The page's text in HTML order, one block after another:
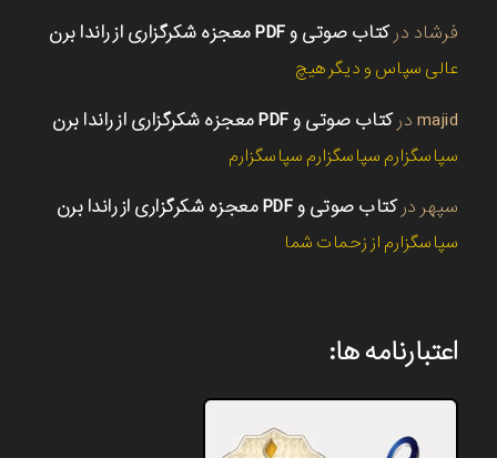
فرشاد درکتاب صوتی و PDF معجزه شکرگزاری از راندا برن
عالی سپاس و دیگر هیچ
majid درکتاب صوتی و PDF معجزه شکرگزاری از راندا برن
سپاسگزارم سپاسگزارم سپاسگزارم
سپهر درکتاب صوتی و PDF معجزه شکرگزاری از راندا برن
سپاسگزارم از زحمات شما
اعتبارنامه ها: